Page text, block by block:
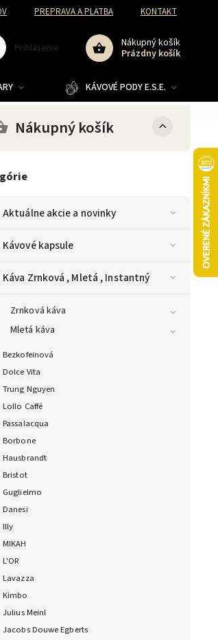
PREPRAVA A PLATBA KONTAKT
Nákupný košík
Prázdny košík
Prihlásenie
KÁVOVÉ PODY E.S.E.
Nákupný košík
Aktuálne akcie a novinky
Kávové kapsule
Káva Zrnková , Mletá , Instantný
Zrnková káva
Mletá káva
Bezkofeinová
Dolce Vita
Trung Nguyen
Lollo Caffé
Passalacqua
Borbone
Hausbrandt
Bristot
Guglielmo
Danesi
Illy
MIKAH
L'OR
Lavazza
Kimbo
Julius Meinl
Jacobs Douwe Egberts